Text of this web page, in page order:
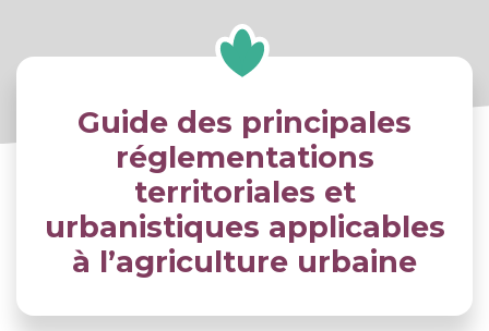
Guide des principales
réglementations
territoriales et
urbanistiques applicables
à l’agriculture urbaine